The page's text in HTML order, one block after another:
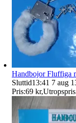
Handbojor Fluffiga
Sluttid13:41 7 aug
Pris:69 kr,Utropspris